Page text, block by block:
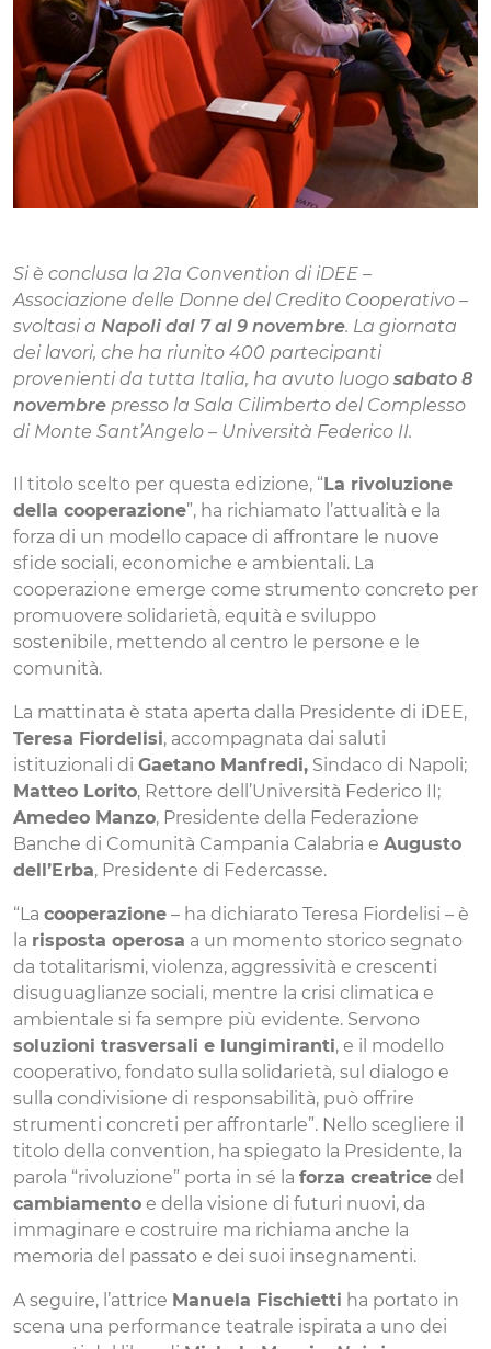
Si è conclusa la 21a Convention di iDEE –
Associazione delle Donne del Credito Cooperativo –
svoltasi a Napoli dal 7 al 9 novembre. La giornata
dei lavori, che ha riunito 400 partecipanti
provenienti da tutta Italia, ha avuto luogo sabato 8
novembre presso la Sala Cilimberto del Complesso
di Monte Sant’Angelo – Università Federico II.
Il titolo scelto per questa edizione, “La rivoluzione
della cooperazione”, ha richiamato l’attualità e la
forza di un modello capace di affrontare le nuove
sfide sociali, economiche e ambientali. La
cooperazione emerge come strumento concreto per
promuovere solidarietà, equità e sviluppo
sostenibile, mettendo al centro le persone e le
comunità.
La mattinata è stata aperta dalla Presidente di iDEE,
Teresa Fiordelisi, accompagnata dai saluti
istituzionali di Gaetano Manfredi, Sindaco di Napoli;
Matteo Lorito, Rettore dell’Università Federico II;
Amedeo Manzo, Presidente della Federazione
Banche di Comunità Campania Calabria e Augusto
dell’Erba, Presidente di Federcasse.
“La cooperazione – ha dichiarato Teresa Fiordelisi – è
la risposta operosa a un momento storico segnato
da totalitarismi, violenza, aggressività e crescenti
disuguaglianze sociali, mentre la crisi climatica e
ambientale si fa sempre più evidente. Servono
soluzioni trasversali e lungimiranti, e il modello
cooperativo, fondato sulla solidarietà, sul dialogo e
sulla condivisione di responsabilità, può offrire
strumenti concreti per affrontarle”. Nello scegliere il
titolo della convention, ha spiegato la Presidente, la
parola “rivoluzione” porta in sé la forza creatrice del
cambiamento e della visione di futuri nuovi, da
immaginare e costruire ma richiama anche la
memoria del passato e dei suoi insegnamenti.
A seguire, l’attrice Manuela Fischietti ha portato in
scena una performance teatrale ispirata a uno dei